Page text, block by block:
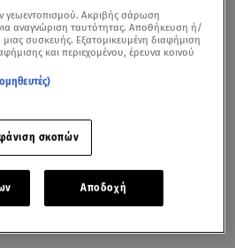
γεωεντοπισμού. Ακριβής σάρωση
αναγνώριση ταυτότητας. Αποθήκευση ή/
συσκευής. Εξατομικευμένη διαφήμιση
και περιεχομένου, έρευνα κοινού
σκοπών
Αποδοχή